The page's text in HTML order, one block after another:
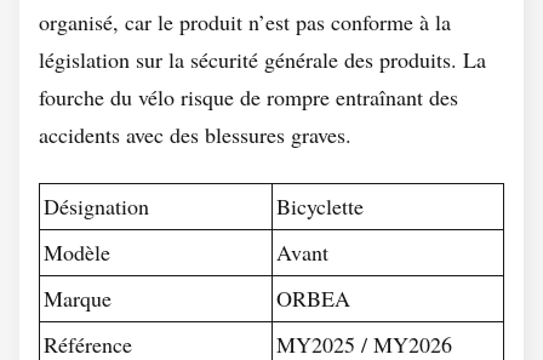
organisé, car le produit n’est pas conforme à la
législation sur la sécurité générale des produits. La
fourche du vélo risque de rompre entraînant des
accidents avec des blessures graves.
Désignation
Bicyclette
Modèle
Avant
Marque
ORBEA
Référence
MY2025 / MY2026